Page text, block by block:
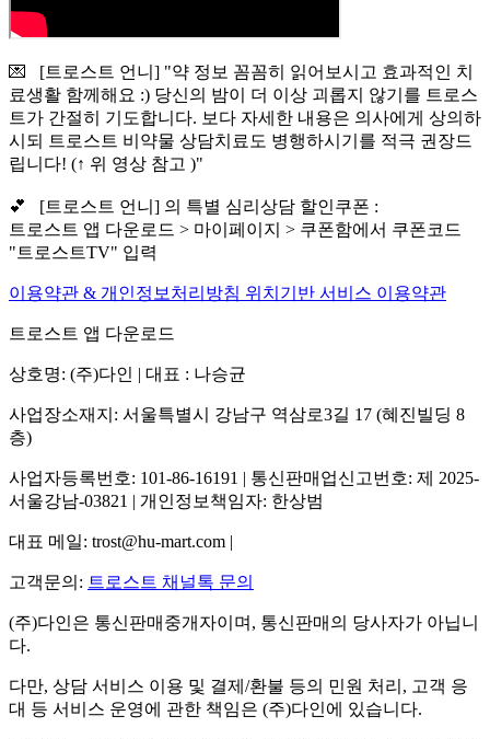
💌 [트로스트 언니] "약 정보 꼼꼼히 읽어보시고 효과적인 치
료생활 함께해요 :) 당신의 밤이 더 이상 괴롭지 않기를 트로스
트가 간절히 기도합니다. 보다 자세한 내용은 의사에게 상의하
시되 트로스트 비약물 상담치료도 병행하시기를 적극 권장드
립니다! (↑ 위 영상 참고 )"
💕 [트로스트 언니] 의 특별 심리상담 할인쿠폰 :
트로스트 앱 다운로드 > 마이페이지 > 쿠폰함에서 쿠폰코드
"트로스트TV" 입력
이용약관 & 개인정보처리방침 위치기반 서비스 이용약관
트로스트 앱 다운로드
상호명: (주)다인 | 대표 : 나승균
사업장소재지: 서울특별시 강남구 역삼로3길 17 (혜진빌딩 8
층)
사업자등록번호: 101-86-16191 | 통신판매업신고번호: 제 2025-
서울강남-03821 | 개인정보책임자: 한상범
대표 메일: trost@hu-mart.com |
고객문의: 트로스트 채널톡 문의
(주)다인은 통신판매중개자이며, 통신판매의 당사자가 아닙니
다.
다만, 상담 서비스 이용 및 결제/환불 등의 민원 처리, 고객 응
대 등 서비스 운영에 관한 책임은 (주)다인에 있습니다.